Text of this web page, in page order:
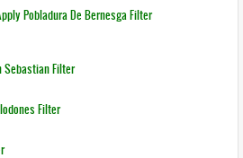
Pobladura De Bernesga Filter
Sebastian Filter
Filter